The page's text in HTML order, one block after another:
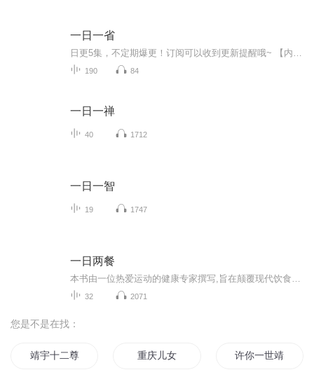
一日一省
190 84
一日一禅
40 1712
一日一智
19 1747
一日两餐
32 2071
您是不是在找：
靖宇十二尊 重庆儿女 许你一世靖好